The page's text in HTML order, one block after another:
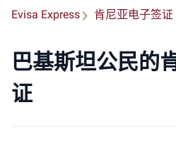
Evisa Express 肯尼亚电子签证
巴基斯坦公民的
证